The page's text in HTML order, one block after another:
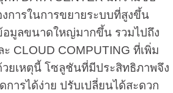
การในการขยายระบบที่สูงขึ้น
อมูลขนาดใหญ่มากขึ้น รวมไปถึง
CLOUD COMPUTING ที่เพิ่ม
ยเหตุนี้ โซลูชันที่มีประสิทธิภาพจึง
การได้ง่าย ปรับเปลี่ยนได้สะดวก